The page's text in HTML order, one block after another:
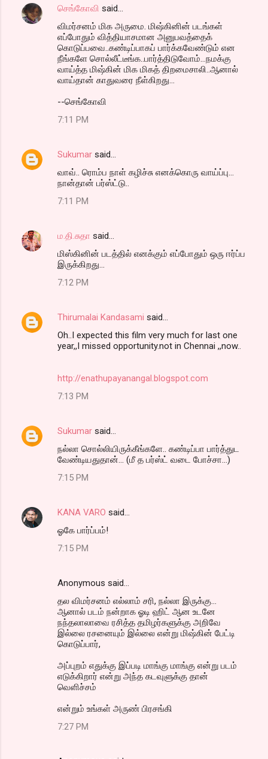
C
செங்கோவி said…
விமர்சனம் மிக அருமை. மிஷ்கினின் படங்கள்
எப்போதும் வித்தியாசமான அனுபவத்தைக்
கொடுப்பவை..கண்டிப்பாகப் பார்க்கவேண்டும் என
நீங்களே சொல்லீட்டீங்க..பார்த்திடுவோம்...நமக்கு
வாய்த்த மிஷ்கின் மிக மிகத் திறமைசாலி..ஆனால்
வாய்தான் காதுவரை நீள்கிறது...
--செங்கோவி
7:11 PM
Sukumar said…
வாவ்.. ரொம்ப நாள் கழிச்சு எனக்கொரு வாய்ப்பு...
நான்தான் பர்ஸ்ட்டு..
7:11 PM
ம.தி.சுதா said…
மிஸ்கினின் படத்தில் எனக்கும் எப்போதும் ஒரு ஈர்ப்ப
இருக்கிறது...
7:12 PM
Thirumalai Kandasami said…
Oh..I expected this film very much for last one
year,,I missed opportunity.not in Chennai ,,now..
http://enathupayanangal.blogspot.com
7:13 PM
Sukumar said…
நல்லா சொல்லியிருக்கீங்களே.. கண்டிப்பா பார்த்துட
வேண்டியதுதான்... (மீ த பர்ஸ்ட் வடை போச்சா...)
7:15 PM
KANA VARO said…
ஓகே பார்ப்பம்!
7:15 PM
Anonymous said…
தல விமர்சனம் எல்லாம் சரி, நல்லா இருக்கு...
ஆனால் படம் நன்றாக ஓடி ஹிட் ஆன உடனே
நந்தலாலாவை ரசித்த தமிழர்களுக்கு அறிவே
இல்லை ரசனையும் இல்லை என்று மிஷ்கின் பேட்டி
கொடுப்பார்,
அப்புறம் எதுக்கு இப்படி மாங்கு மாங்கு என்று படம்
எடுக்கிறார் என்று அந்த கடவுளுக்கு தான்
வெளிச்சம்
என்றும் உங்கள் அருண் பிரசங்கி
7:27 PM